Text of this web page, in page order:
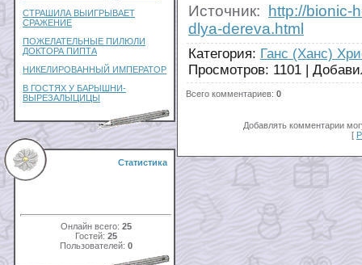
СТРАШИЛА ВЫИГРЫВАЕТ
СРАЖЕНИЕ
ПОЖЕЛАТЕЛЬНЫЕ ПИЛЮЛИ
ДОКТОРА ПИПТА
НИКЕЛИРОВАННЫЙ ИМПЕРАТОР
В ГОСТЯХ У БАРЫШНИ-
ВЫРЕЗАЛЫЦИЦЫ
Статистика
Онлайн всего: 25
Гостей: 25
Пользователей: 0
Источник: http://bionic-
dlya-dereva.html
Категория: Ганс (Ханс)
Просмотров: 1101 |
Всего комментариев: 0
Добавлять комментарии
[